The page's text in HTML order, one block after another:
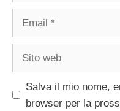
Salva il mio nome,
browser per la